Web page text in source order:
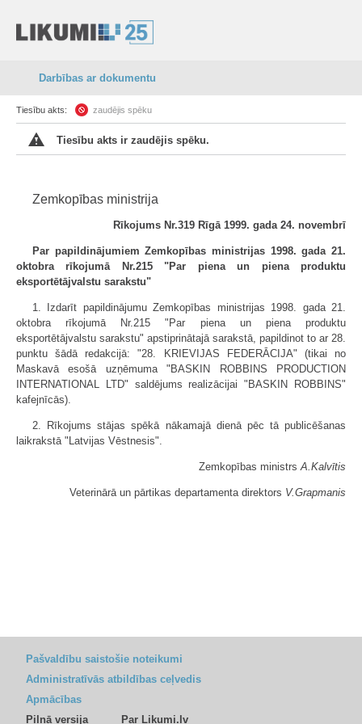
Darbības ar dokumentu
Tiesību akts: zaudējis spēku
Tiesību akts ir zaudējis spēku.
Zemkopības ministrija
Rīkojums Nr.319 Rīgā 1999. gada 24. novembrī
Par papildinājumiem Zemkopības ministrijas 1998. gada 21.
oktobra rīkojumā Nr.215 "Par piena un piena produktu
eksportētājvalstu sarakstu"
1. Izdarīt papildinājumu Zemkopības ministrijas 1998. gada 21.
oktobra rīkojumā Nr.215 "Par piena un piena produktu
eksportētājvalstu sarakstu" apstiprinātajā sarakstā, papildinot to ar 28.
punktu šādā redakcijā: "28. KRIEVIJAS FEDERĀCIJA" (tikai no
Maskavā esošā uzņēmuma "BASKIN ROBBINS PRODUCTION
INTERNATIONAL LTD" saldējums realizācijai "BASKIN ROBBINS"
kafejnīcās).
2. Rīkojums stājas spēkā nākamajā dienā pēc tā publicēšanas
laikrakstā "Latvijas Vēstnesis".
Zemkopības ministrsA.Kalvītis
Veterinārā un pārtikas departamenta direktors V.Grapmanis
Pašvaldību saistošie noteikumi
Administratīvās atbildības ceļvedis
Apmācības
Pilnā versija
Par Likumi.lv